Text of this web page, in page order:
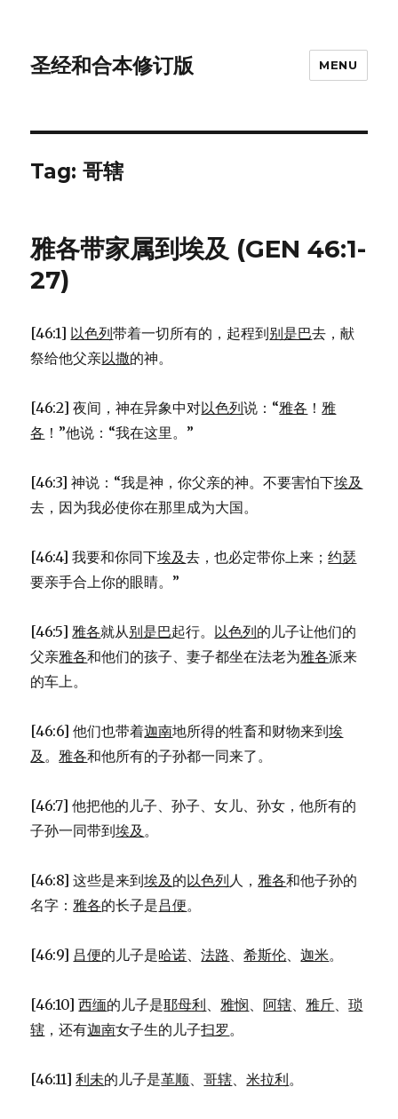
圣经和合本修订版 MENU
Tag: 哥辖
雅各带家属到埃及 (GEN 46:1-
27)
[46:1] 以色列带着一切所有的，起程到别是巴去，献
祭给他父亲以撒的神。
[46:2] 夜间，神在异象中对以色列说：“雅各 ！雅
各 ！”他说：“我在这里。”
[46:3] 神说：“我是神，你父亲的神。不要害怕下埃及
去，因为我必使你在那里成为大国。
[46:4] 我要和你同下埃及去，也必定带你上来；约瑟
要亲手合上你的眼睛。”
[46:5]雅各就从别是巴起行。 以色列的儿子让他们的
父亲雅各和他们的孩子、妻子都坐在法老为雅各派来
的车上。
[46:6] 他们也带着迦南地所得的牲畜和财物来到埃
及 。雅各和他所有的子孙都一同来了。
[46:7] 他把他的儿子、孙子、女儿、孙女，他所有的
子孙一同带到埃及 。
[46:8] 这些是来到埃及 的以色列人，雅各和他子孙的
名字：雅各的长子是吕便。
[46:9] 吕便的儿子是哈诺、法路、希斯伦、迦米。
[46:10]西缅的儿子是耶母利、雅悯、 阿辖、雅斤、琐
辖 ，还有迦南女子生的儿子扫罗。
[46:11]利未的儿子是革顺、哥辖、米拉利。